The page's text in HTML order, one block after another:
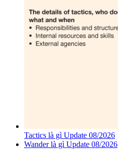
Tactics là gì Update 08/2026
Wander là gì Update 08/2026